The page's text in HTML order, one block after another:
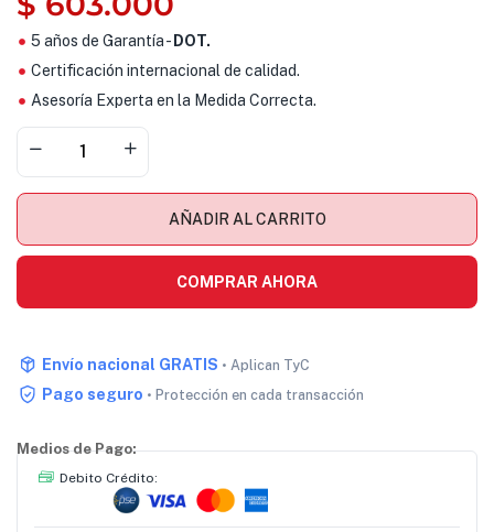
5 años de Garantía - DOT.
Certificación internacional de calidad.
Asesoría Experta en la Medida Correcta.
AÑADIR AL CARRITO
COMPRAR AHORA
Envío nacional GRATIS • Aplican TyC
Pago seguro • Protección en cada transacción
Medios de Pago:
Debito Crédito: